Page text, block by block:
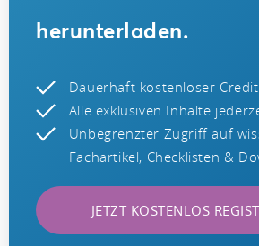
herunterladen.
Dauerhaft kostenloser
Alle exklusiven Inhalte
Unbegrenzter Zugriff auf
Fachartikel, Checklisten &
JETZT KOSTENLOS